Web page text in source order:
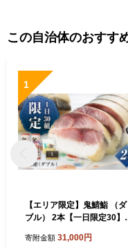
この自治体のおすす
1
【エリア限定】鬼鯖鮨 （ダ
ブル） 2本【一日限定30】
五島市/三井楽水産[PBP002]
寄附金額 31,000円